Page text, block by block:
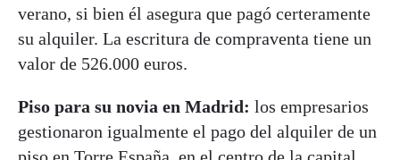
verano, si bien él asegura que pagó certeramente
su alquiler. La escritura de compraventa tiene un
valor de 526.000 euros.
Piso para su novia en Madrid: los empresarios
gestionaron igualmente el pago del alquiler de un